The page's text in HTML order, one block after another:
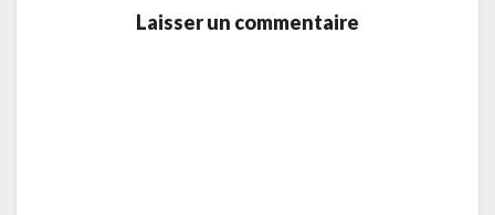
Laisser un commentaire